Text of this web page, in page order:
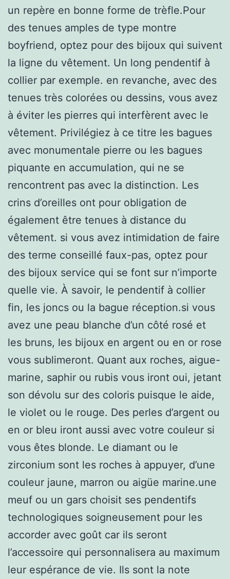
un repère en bonne forme de trèfle.Pour
des tenues amples de type montre
boyfriend, optez pour des bijoux qui suivent
la ligne du vêtement. Un long pendentif à
collier par exemple. en revanche, avec des
tenues très colorées ou dessins, vous avez
à éviter les pierres qui interfèrent avec le
vêtement. Privilégiez à ce titre les bagues
avec monumentale pierre ou les bagues
piquante en accumulation, qui ne se
rencontrent pas avec la distinction. Les
crins d’oreilles ont pour obligation de
également être tenues à distance du
vêtement. si vous avez intimidation de faire
des terme conseillé faux-pas, optez pour
des bijoux service qui se font sur n’importe
quelle vie. À savoir, le pendentif à collier
fin, les joncs ou la bague réception.si vous
avez une peau blanche d’un côté rosé et
les bruns, les bijoux en argent ou en or rose
vous sublimeront. Quant aux roches, aigue-
marine, saphir ou rubis vous iront oui, jetant
son dévolu sur des coloris puisque le aide,
le violet ou le rouge. Des perles d’argent ou
en or bleu iront aussi avec votre couleur si
vous êtes blonde. Le diamant ou le
zirconium sont les roches à appuyer, d’une
couleur jaune, marron ou aigüe marine.une
meuf ou un gars choisit ses pendentifs
technologiques soigneusement pour les
accorder avec goût car ils seront
l’accessoire qui personnalisera au maximum
leur espérance de vie. Ils sont la note